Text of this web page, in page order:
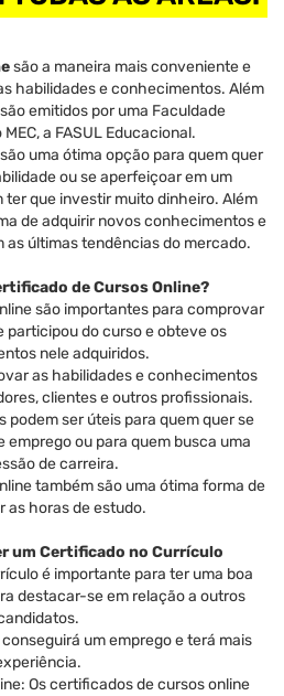
são a maneira mais conveniente e
habilidades e conhecimentos. Além
emitidos por uma Faculdade
a FASUL Educacional.
uma ótima opção para quem quer
ou se aperfeiçoar em um
que investir muito dinheiro. Além
de adquirir novos conhecimentos e
as últimas tendências do mercado.
de Cursos Online?
são importantes para comprovar
participou do curso e obteve os
nele adquiridos.
as habilidades e conhecimentos
clientes e outros profissionais.
podem ser úteis para quem quer se
emprego ou para quem busca uma
de carreira.
também são uma ótima forma de
as horas de estudo.
um Certificado no Currículo
é importante para ter uma boa
destacar-se em relação a outros
um emprego e terá mais
Os certificados de cursos online